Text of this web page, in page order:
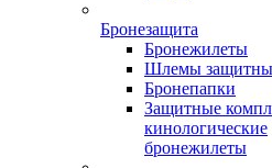
Бронезащита
Бронежилеты
Шлемы
Бронепапки
Защитные
кинологические
бронежилеты